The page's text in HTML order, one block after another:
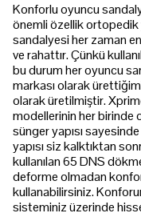
Konforlu oyuncu
önemli özellik ortopedik
sandalyesi her zaman
ve rahattır. Çünkü
bu durum her oyuncu
markası olarak
olarak üretilmiştir.
modellerinin her birinde
sünger yapısı
yapısı siz kalktıktan
kullanılan 65 DNS
deforme olmadan
kullanabilirsiniz.
sisteminiz üzerinde